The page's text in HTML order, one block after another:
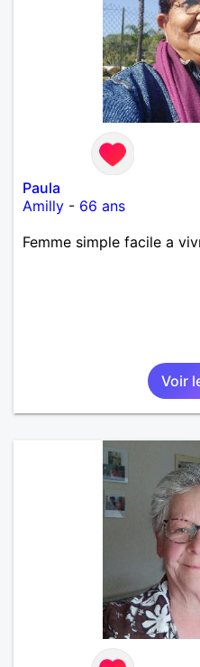
Paula
Amilly - 66 ans
Femme simple facile a
Voir